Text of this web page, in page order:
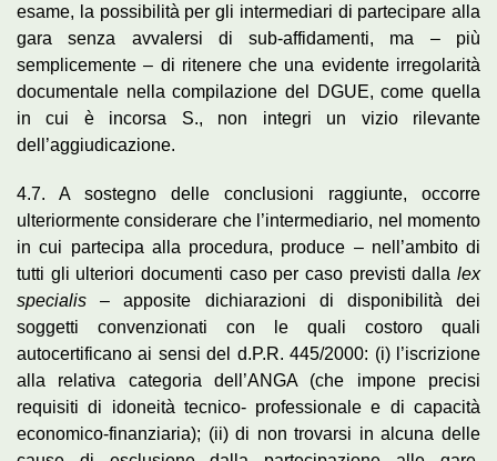
esame, la possibilità per gli intermediari di partecipare alla
gara senza avvalersi di sub-affidamenti, ma – più
semplicemente – di ritenere che una evidente irregolarità
documentale nella compilazione del DGUE, come quella
in cui è incorsa S., non integri un vizio rilevante
dell’aggiudicazione.
4.7. A sostegno delle conclusioni raggiunte, occorre
ulteriormente considerare che l’intermediario, nel momento
in cui partecipa alla procedura, produce – nell’ambito di
tutti gli ulteriori documenti caso per caso previsti dalla lex
specialis – apposite dichiarazioni di disponibilità dei
soggetti convenzionati con le quali costoro quali
autocertificano ai sensi del d.P.R. 445/2000: (i) l’iscrizione
alla relativa categoria dell’ANGA (che impone precisi
requisiti di idoneità tecnico- professionale e di capacità
economico-finanziaria); (ii) di non trovarsi in alcuna delle